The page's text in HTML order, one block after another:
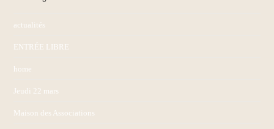
actualités
ENTRÉE LIBRE
home
Jeudi 22 mars
Maison des Associations